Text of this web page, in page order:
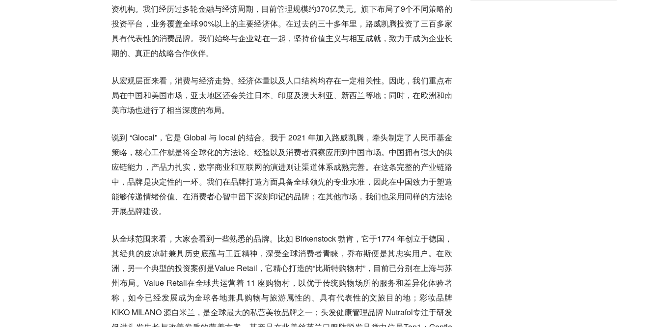
资机构。我们经历过多轮金融与经济周期，目前管理规模约370亿美元。旗下布局了9个不同策略的
投资平台，业务覆盖全球90%以上的主要经济体。在过去的三十多年里，路威凯腾投资了三百多家
具有代表性的消费品牌。我们始终与企业站在一起，坚持价值主义与相互成就，致力于成为企业长
期的、真正的战略合作伙伴。
从宏观层面来看，消费与经济走势、经济体量以及人口结构均存在一定相关性。因此，我们重点布
局在中国和美国市场，亚太地区还会关注日本、印度及澳大利亚、新西兰等地；同时，在欧洲和南
美市场也进行了相当深度的布局。
说到 “Glocal”，它是 Global 与 local 的结合。我于 2021 年加入路威凯腾，牵头制定了人民币基金
策略，核心工作就是将全球化的方法论、经验以及消费者洞察应用到中国市场。中国拥有强大的供
应链能力，产品力扎实，数字商业和互联网的演进则让渠道体系成熟完善。在这条完整的产业链路
中，品牌是决定性的一环。我们在品牌打造方面具备全球领先的专业水准，因此在中国致力于塑造
能够传递情绪价值、在消费者心智中留下深刻印记的品牌；在其他市场，我们也采用同样的方法论
开展品牌建设。
从全球范围来看，大家会看到一些熟悉的品牌。比如 Birkenstock 勃肯，它于1774 年创立于德国，
其经典的皮凉鞋兼具历史底蕴与工匠精神，深受全球消费者青睐，乔布斯便是其忠实用户。在欧
洲，另一个典型的投资案例是Value Retail，它精心打造的“比斯特购物村”，目前已分别在上海与苏
州布局。Value Retail在全球共运营着 11 座购物村，以优于传统购物场所的服务和差异化体验著
称，如今已经发展成为全球各地兼具购物与旅游属性的、具有代表性的文旅目的地；彩妆品牌
KIKO MILANO 源自米兰，是全球最大的私营美妆品牌之一；头发健康管理品牌 Nutrafol专注于研发